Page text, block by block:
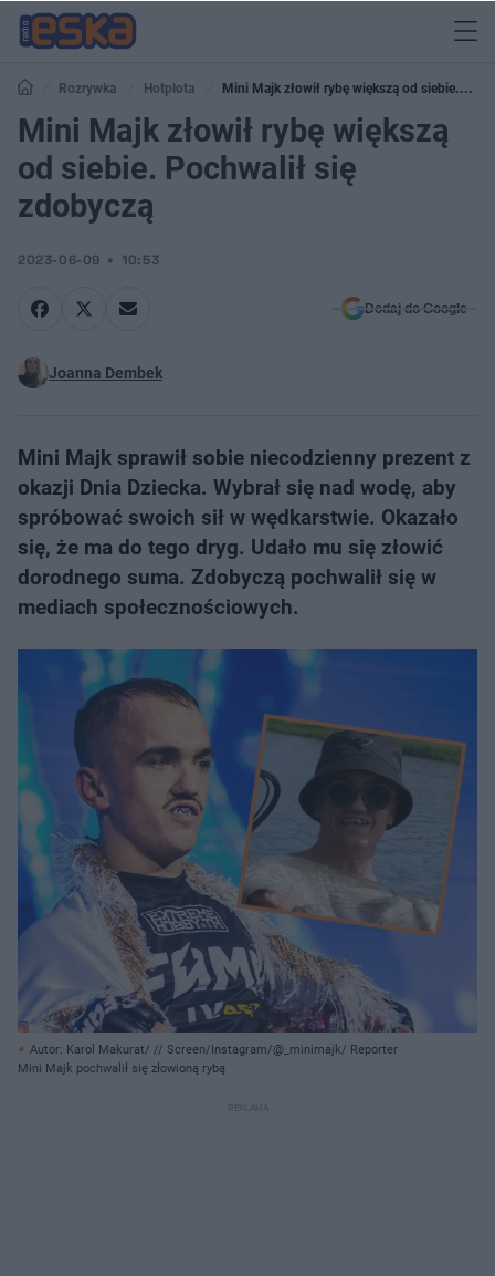
Rozrywka Hotplota
Mini Majk złowił rybę większą od siebie.
Pochwalił się zdobyczą
Mini Majk złowił rybę większą
od siebie. Pochwalił się
zdobyczą
2023-06-09 10:53
Dodaj do Google
Joanna Dembek
Mini Majk sprawił sobie niecodzienny prezent z
okazji Dnia Dziecka. Wybrał się nad wodę, aby
spróbować swoich sił w wędkarstwie. Okazało
się, że ma do tego dryg. Udało mu się złowić
dorodnego suma. Zdobyczą pochwalił się w
mediach społecznościowych.
Autor: Karol Makurat/ // Screen/Instagram/@_minimajk/ Reporter
Mini Majk pochwalił się złowioną rybą